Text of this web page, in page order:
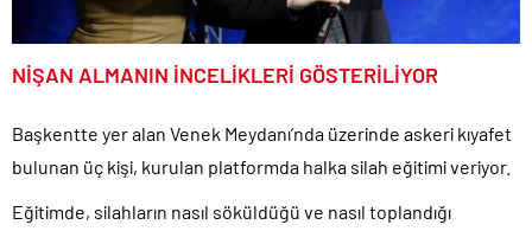
NİŞAN ALMANIN İNCELİKLERİ GÖSTERİLİYOR
Başkentte yer alan Venek Meydanı’nda üzerinde askeri kıyafet
bulunan üç kişi, kurulan platformda halka silah eğitimi veriyor.
Eğitimde, silahların nasıl söküldüğü ve nasıl toplandığı